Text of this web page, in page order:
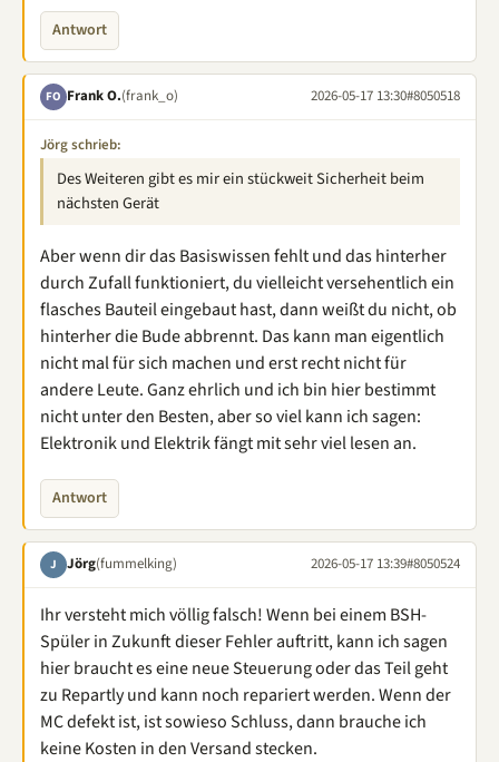
Antwort
FO Frank O.(frank_o) 2026-05-17 13:30#8050518
Jörg schrieb:
Des Weiteren gibt es mir ein stückweit Sicherheit beim
nächsten Gerät
Aber wenn dir das Basiswissen fehlt und das hinterher
durch Zufall funktioniert, du vielleicht versehentlich ein
flasches Bauteil eingebaut hast, dann weißt du nicht, ob
hinterher die Bude abbrennt. Das kann man eigentlich
nicht mal für sich machen und erst recht nicht für
andere Leute. Ganz ehrlich und ich bin hier bestimmt
nicht unter den Besten, aber so viel kann ich sagen:
Elektronik und Elektrik fängt mit sehr viel lesen an.
Antwort
J Jörg(fummelking) 2026-05-17 13:39#8050524
Ihr versteht mich völlig falsch! Wenn bei einem BSH-
Spüler in Zukunft dieser Fehler auftritt, kann ich sagen
hier braucht es eine neue Steuerung oder das Teil geht
zu Repartly und kann noch repariert werden. Wenn der
MC defekt ist, ist sowieso Schluss, dann brauche ich
keine Kosten in den Versand stecken.